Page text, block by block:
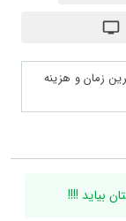
زمان و هزینه
بیاید !!!!